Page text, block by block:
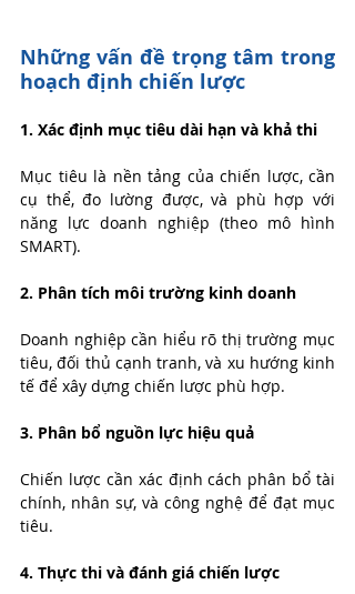
Những vấn đề trọng tâm trong
hoạch định chiến lược
1. Xác định mục tiêu dài hạn và khả thi
Mục tiêu là nền tảng của chiến lược, cần
cụ thể, đo lường được, và phù hợp với
năng lực doanh nghiệp (theo mô hình
SMART).
2. Phân tích môi trường kinh doanh
Doanh nghiệp cần hiểu rõ thị trường mục
tiêu, đối thủ cạnh tranh, và xu hướng kinh
tế để xây dựng chiến lược phù hợp.
3. Phân bổ nguồn lực hiệu quả
Chiến lược cần xác định cách phân bổ tài
chính, nhân sự, và công nghệ để đạt mục
tiêu.
4. Thực thi và đánh giá chiến lược